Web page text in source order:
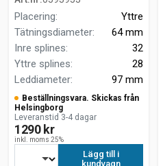
Placering:
Yttre
Tätningsdiameter:
64 mm
Inre splines:
32
Yttre splines:
28
Leddiameter: 97 mm
Beställningsvara. Skickas från
Helsingborg
Leveranstid 3-4 dagar
1290 kr
inkl. moms 25%
Lägg till i
kundvagn